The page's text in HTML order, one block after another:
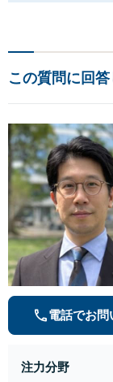
この質問に回
電話でお問
注力分野